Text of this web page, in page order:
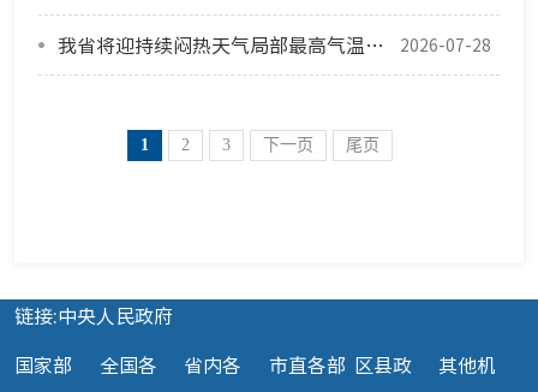
我省将迎持续闷热天气局部最高气温或超40℃ 2026-07-28
1 2 3 下一页 尾页
链接:中央人民政府
国家部
全国各
省内各
市直各部 区县政
其他机